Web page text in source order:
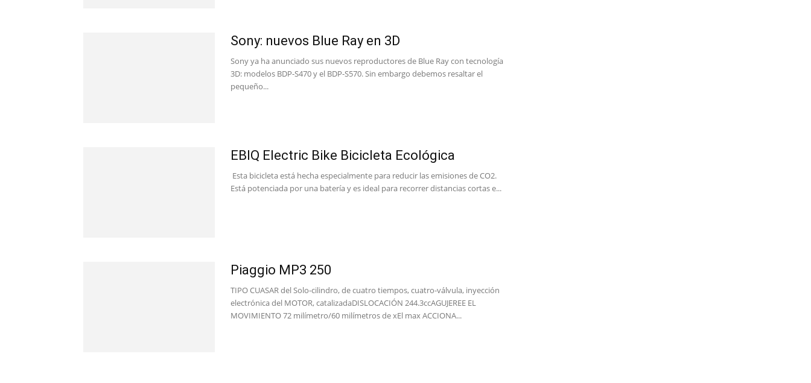
Sony: nuevos Blue Ray en 3D
Sony ya ha anunciado sus nuevos reproductores de Blue Ray con tecnología
3D: modelos BDP-S470 y el BDP-S570. Sin embargo debemos resaltar el
pequeño...
EBIQ Electric Bike Bicicleta Ecológica
Esta bicicleta está hecha especialmente para reducir las emisiones de CO2.
Está potenciada por una batería y es ideal para recorrer distancias cortas e...
Piaggio MP3 250
TIPO CUASAR del Solo-cilindro, de cuatro tiempos, cuatro-válvula, inyección
electrónica del MOTOR, catalizadaDISLOCACIÓN 244.3ccAGUJEREE EL
MOVIMIENTO 72 milímetro/60 milímetros de xEl max ACCIONA...